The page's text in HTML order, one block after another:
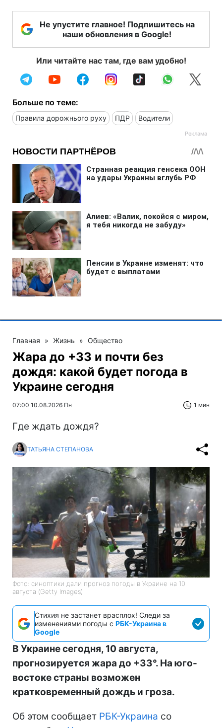
Не упустите главное! Подпишитесь на
наши обновления в Google!
Или читайте нас там, где вам удобно!
Больше по теме:
Правила дорожнього руху ПДР Водители
Главная » Жизнь » Общество
Жара до +33 и почти без
дождя: какой будет погода в
Украине сегодня
07:00 10.08.2026 Пн 1 мин
Где ждать дождя?
ТАТЬЯНА СТЕПАНОВА
Фото: синоптики дали прогноз погоды в Украине на 10
августа (Getty Images)
Стихия не застанет врасплох! Следи за
изменениями погоды с РБК-Украина в
Google
В Украине сегодня, 10 августа,
прогнозируется жара до +33°. На юго-
востоке страны возможен
кратковременный дождь и гроза.
Об этом сообщает РБК-Украина со